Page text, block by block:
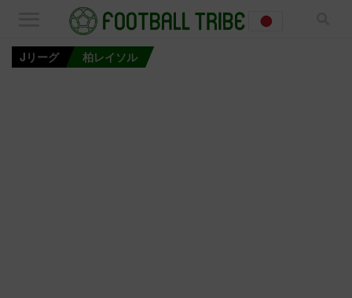
Jリーグ 柏レイソル